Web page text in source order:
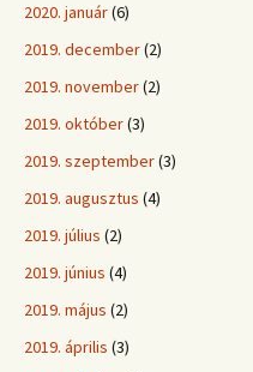
2020. január(6)
2019. december(2)
2019. november(2)
2019. október(3)
2019. szeptember(3)
2019. augusztus (4)
2019. július (2)
2019. június (4)
2019. május (2)
2019. április (3)